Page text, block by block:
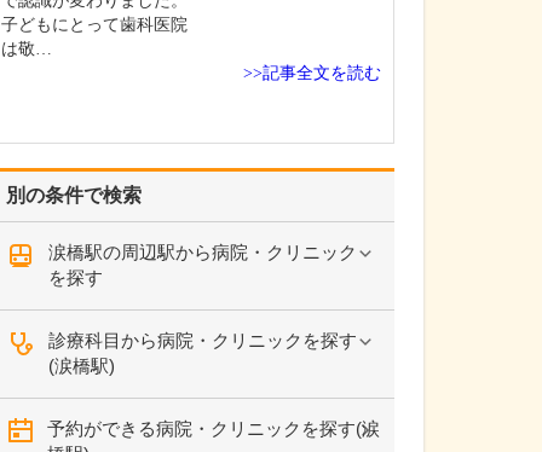
別の条件で検索
涙橋駅の周辺駅から病院・クリニック
を探す
診療科目から病院・クリニックを探す
(涙橋駅)
予約ができる病院・クリニックを探す(涙
子どもにとって歯科医院
は敬…
>>記事全文を読む